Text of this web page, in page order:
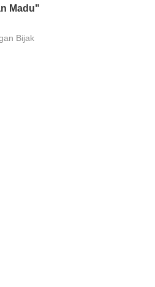
Madu"
Bijak